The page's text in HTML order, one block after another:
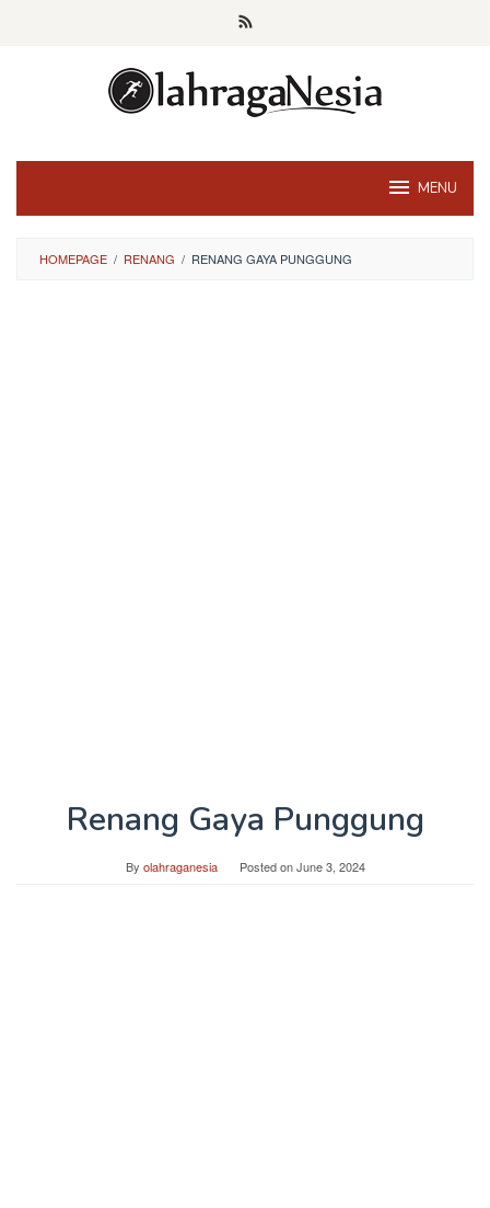
MENU
HOMEPAGE / RENANG / RENANG GAYA PUNGGUNG
Renang Gaya Punggung
By olahraganesia Posted onJune 3, 2024